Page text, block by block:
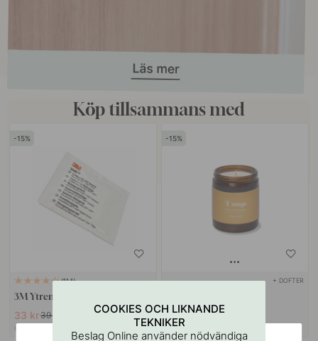
Köp tillsammans med
15
114
3M Ytrengöringsservett
33 kr39 kr
15
+ DOFTER
245 kr 289 kr
I lager
COOKIES OCH LIKNANDE
TEKNIKER
Beslag Online använder nödvändiga